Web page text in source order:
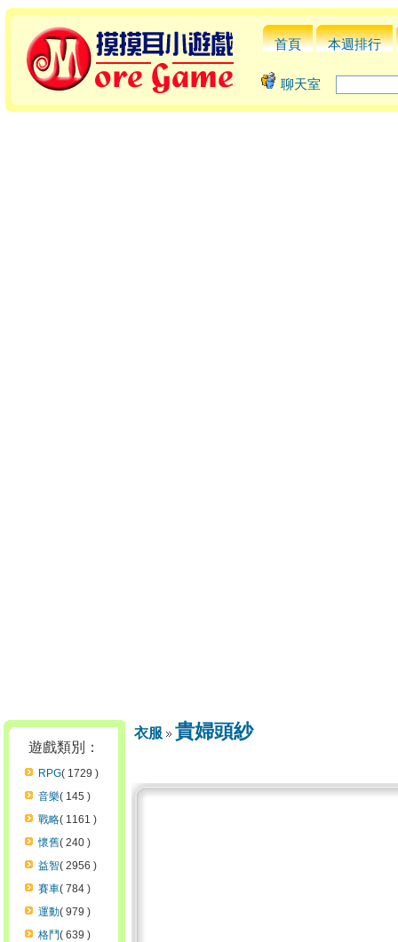
首頁 本週排行
聊天室
遊戲類別：
RPG( 1729 )
音樂( 145 )
戰略( 1161 )
懷舊( 240 )
益智( 2956 )
賽車( 784 )
運動( 979 )
格鬥( 639 )
衣服 貴婦頭紗